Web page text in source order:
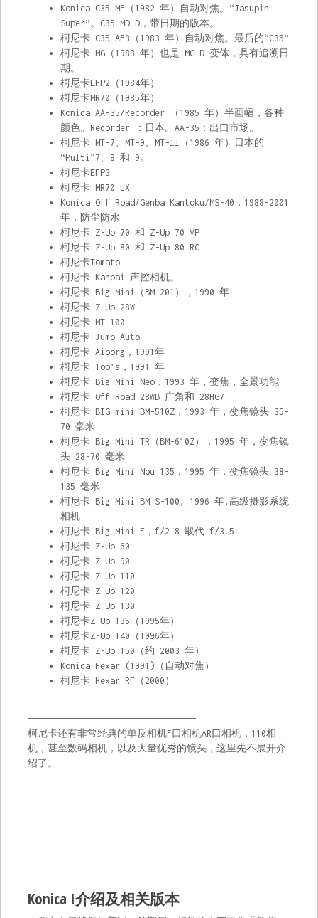
Konica C35 MF（1982 年）自动对焦。“Jasupin
Super”。C35 MD-D，带日期的版本。
柯尼卡 C35 AF3（1983 年）自动对焦。最后的“C35”
柯尼卡 MG（1983 年）也是 MG-D 变体，具有追溯日
期。
柯尼卡EFP2（1984年）
柯尼卡MR70（1985年）
Konica AA-35/Recorder （1985 年）半画幅，各种
颜色。Recorder ：日本。AA-35：出口市场。
柯尼卡 MT-7、MT-9、MT-ll（1986 年）日本的
“Multi”7、8 和 9。
柯尼卡EFP3
柯尼卡 MR70 LX
Konica Off Road/Genba Kantoku/MS-40，1988–2001
年，防尘防水
柯尼卡 Z-Up 70 和 Z-Up 70 VP
柯尼卡 Z-Up 80 和 Z-Up 80 RC
柯尼卡Tomato
柯尼卡 Kanpai 声控相机。
柯尼卡 Big Mini（BM-201），1990 年
柯尼卡 Z-Up 28W
柯尼卡 MT-100
柯尼卡 Jump Auto
柯尼卡 Aiborg，1991年
柯尼卡 Top’s，1991 年
柯尼卡 Big Mini Neo，1993 年，变焦，全景功能
柯尼卡 Off Road 28WB 广角和 28HG7
柯尼卡 BIG mini BM-510Z，1993 年，变焦镜头 35-
70 毫米
柯尼卡 Big Mini TR（BM-610Z），1995 年，变焦镜
头 28-70 毫米
柯尼卡 Big Mini Nou 135，1995 年，变焦镜头 38-
135 毫米
柯尼卡 Big Mini BM S-100, 1996 年,高级摄影系统
相机
柯尼卡 Big Mini F，f/2.8 取代 f/3.5
柯尼卡 Z-Up 60
柯尼卡 Z-Up 90
柯尼卡 Z-Up 110
柯尼卡 Z-Up 120
柯尼卡 Z-Up 130
柯尼卡Z-Up 135（1995年）
柯尼卡Z-Up 140（1996年）
柯尼卡 Z-Up 150（约 2003 年）
Konica Hexar (1991)（自动对焦）
柯尼卡 Hexar RF（2000）
—————————————————————————————————–
柯尼卡还有非常经典的单反相机F口相机AR口相机，110相
机，甚至数码相机，以及大量优秀的镜头，这里先不展开介
绍了。
Konica I介绍及相关版本